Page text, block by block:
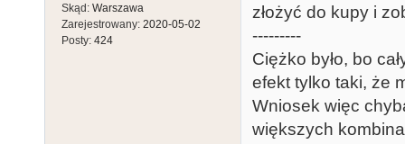
Skąd: Warszawa
Zarejestrowany: 2020-05-02
Posty: 424
złożyć do kupy i
---------
Ciężko było, bo
efekt tylko taki, że
Wniosek więc
większych